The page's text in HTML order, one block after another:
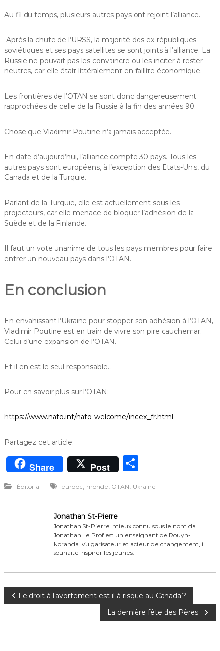
Au fil du temps, plusieurs autres pays ont rejoint l’alliance.
Après la chute de l’URSS, la majorité des ex-républiques
soviétiques et ses pays satellites se sont joints à l’alliance. La
Russie ne pouvait pas les convaincre ou les inciter à rester
neutres, car elle était littéralement en faillite économique.
Les frontières de l’OTAN se sont donc dangereusement
rapprochées de celle de la Russie à la fin des années 90.
Chose que Vladimir Poutine n’a jamais acceptée.
En date d’aujourd’hui, l’alliance compte 30 pays. Tous les
autres pays sont européens, à l’exception des États-Unis, du
Canada et de la Turquie.
Parlant de la Turquie, elle est actuellement sous les
projecteurs, car elle menace de bloquer l’adhésion de la
Suède et de la Finlande.
Il faut un vote unanime de tous les pays membres pour faire
entrer un nouveau pays dans l’OTAN.
En conclusion
En envahissant l’Ukraine pour stopper son adhésion à l’OTAN,
Vladimir Poutine est en train de vivre son pire cauchemar.
Celui d’une expansion de l’OTAN.
Et il en est le seul responsable…
Pour en savoir plus sur l’OTAN:
https://www.nato.int/nato-welcome/index_fr.html
Partagez cet article:
Share Post
P
ta
er
Éditorial europe, monde, OTAN, Ukraine
Jonathan St-Pierre
Jonathan St-Pierre, mieux connu sous le nom de
Jonathan Le Prof est un enseignant de Rouyn-
Noranda. Vulgarisateur et acteur de changement, il
souhaite inspirer les jeunes.
N Le droit à l’avortement est-il à risque au Canada ?
La dernière fête des Pères